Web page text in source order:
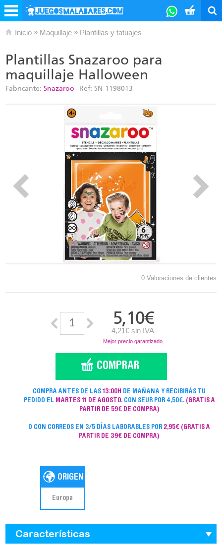
Inicio » Maquillaje » Plantillas y tatuajes
Plantillas Snazaroo para
maquillaje Halloween
Fabricante: Snazaroo Ref: SN-1198013
0 Valoraciones de clientes
5,10€
4,21€ sin IVA
Mejor precio garantizado
COMPRA ANTES DE LAS13:00H DE MAÑANA Y RECIBIRÁS TU
PEDIDO EL MARTES 11 DE AGOSTO. CON SEUR POR 4,50€. (GRATIS A
PARTIR DE 59€ DE COMPRA)
O CON CORREOS EN 3/5 DÍAS LABORABLES POR 2,95€ (GRATIS A
PARTIR DE 39€ DE COMPRA)
Europa
Características